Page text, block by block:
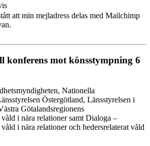
att min mejladress delas med Mailchimp
konferens mot könsstympning 6
Nationella
Östergötland, Länsstyrelsen i
Götalandsregionens
i nära relationer samt Dialoga –
i nära relationer och hedersrelaterat våld